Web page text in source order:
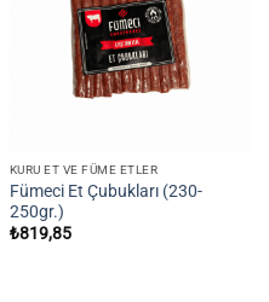
KURU ET VE FÜME ETLER
Fümeci Et Çubukları (230-
250gr.)
₺819,85